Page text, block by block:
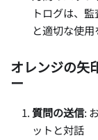
トログは、
と適切な使用
オレンジの矢
ー
質問の送信:
ットと対話